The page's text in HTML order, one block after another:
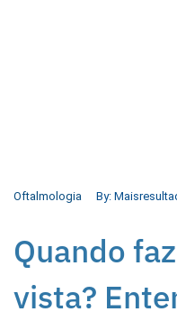
Oftalmologia By:
Quando
vista?